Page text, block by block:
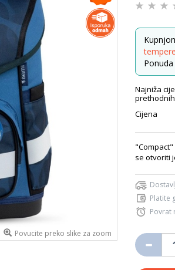
Povucite preko slike za zoom
Najniža
Cijena
se otvoriti
Platite
Povrat